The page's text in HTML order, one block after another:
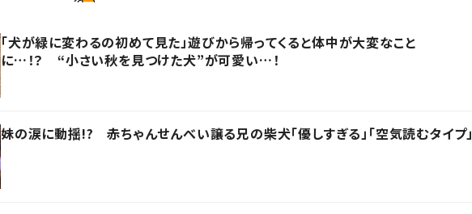
「犬が緑に変わるの初めて見た」遊びから帰ってくると体中が大変なこと
に…！？ “小さい秋を見つけた犬”が可愛い…！
妹の涙に動揺!? 赤ちゃんせんべい譲る兄の柴犬「優しすぎる」「空気読むタイプ」